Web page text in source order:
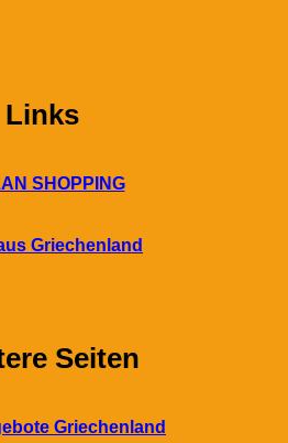
Links
SHOPPING
Griechenland
Seiten
Griechenland